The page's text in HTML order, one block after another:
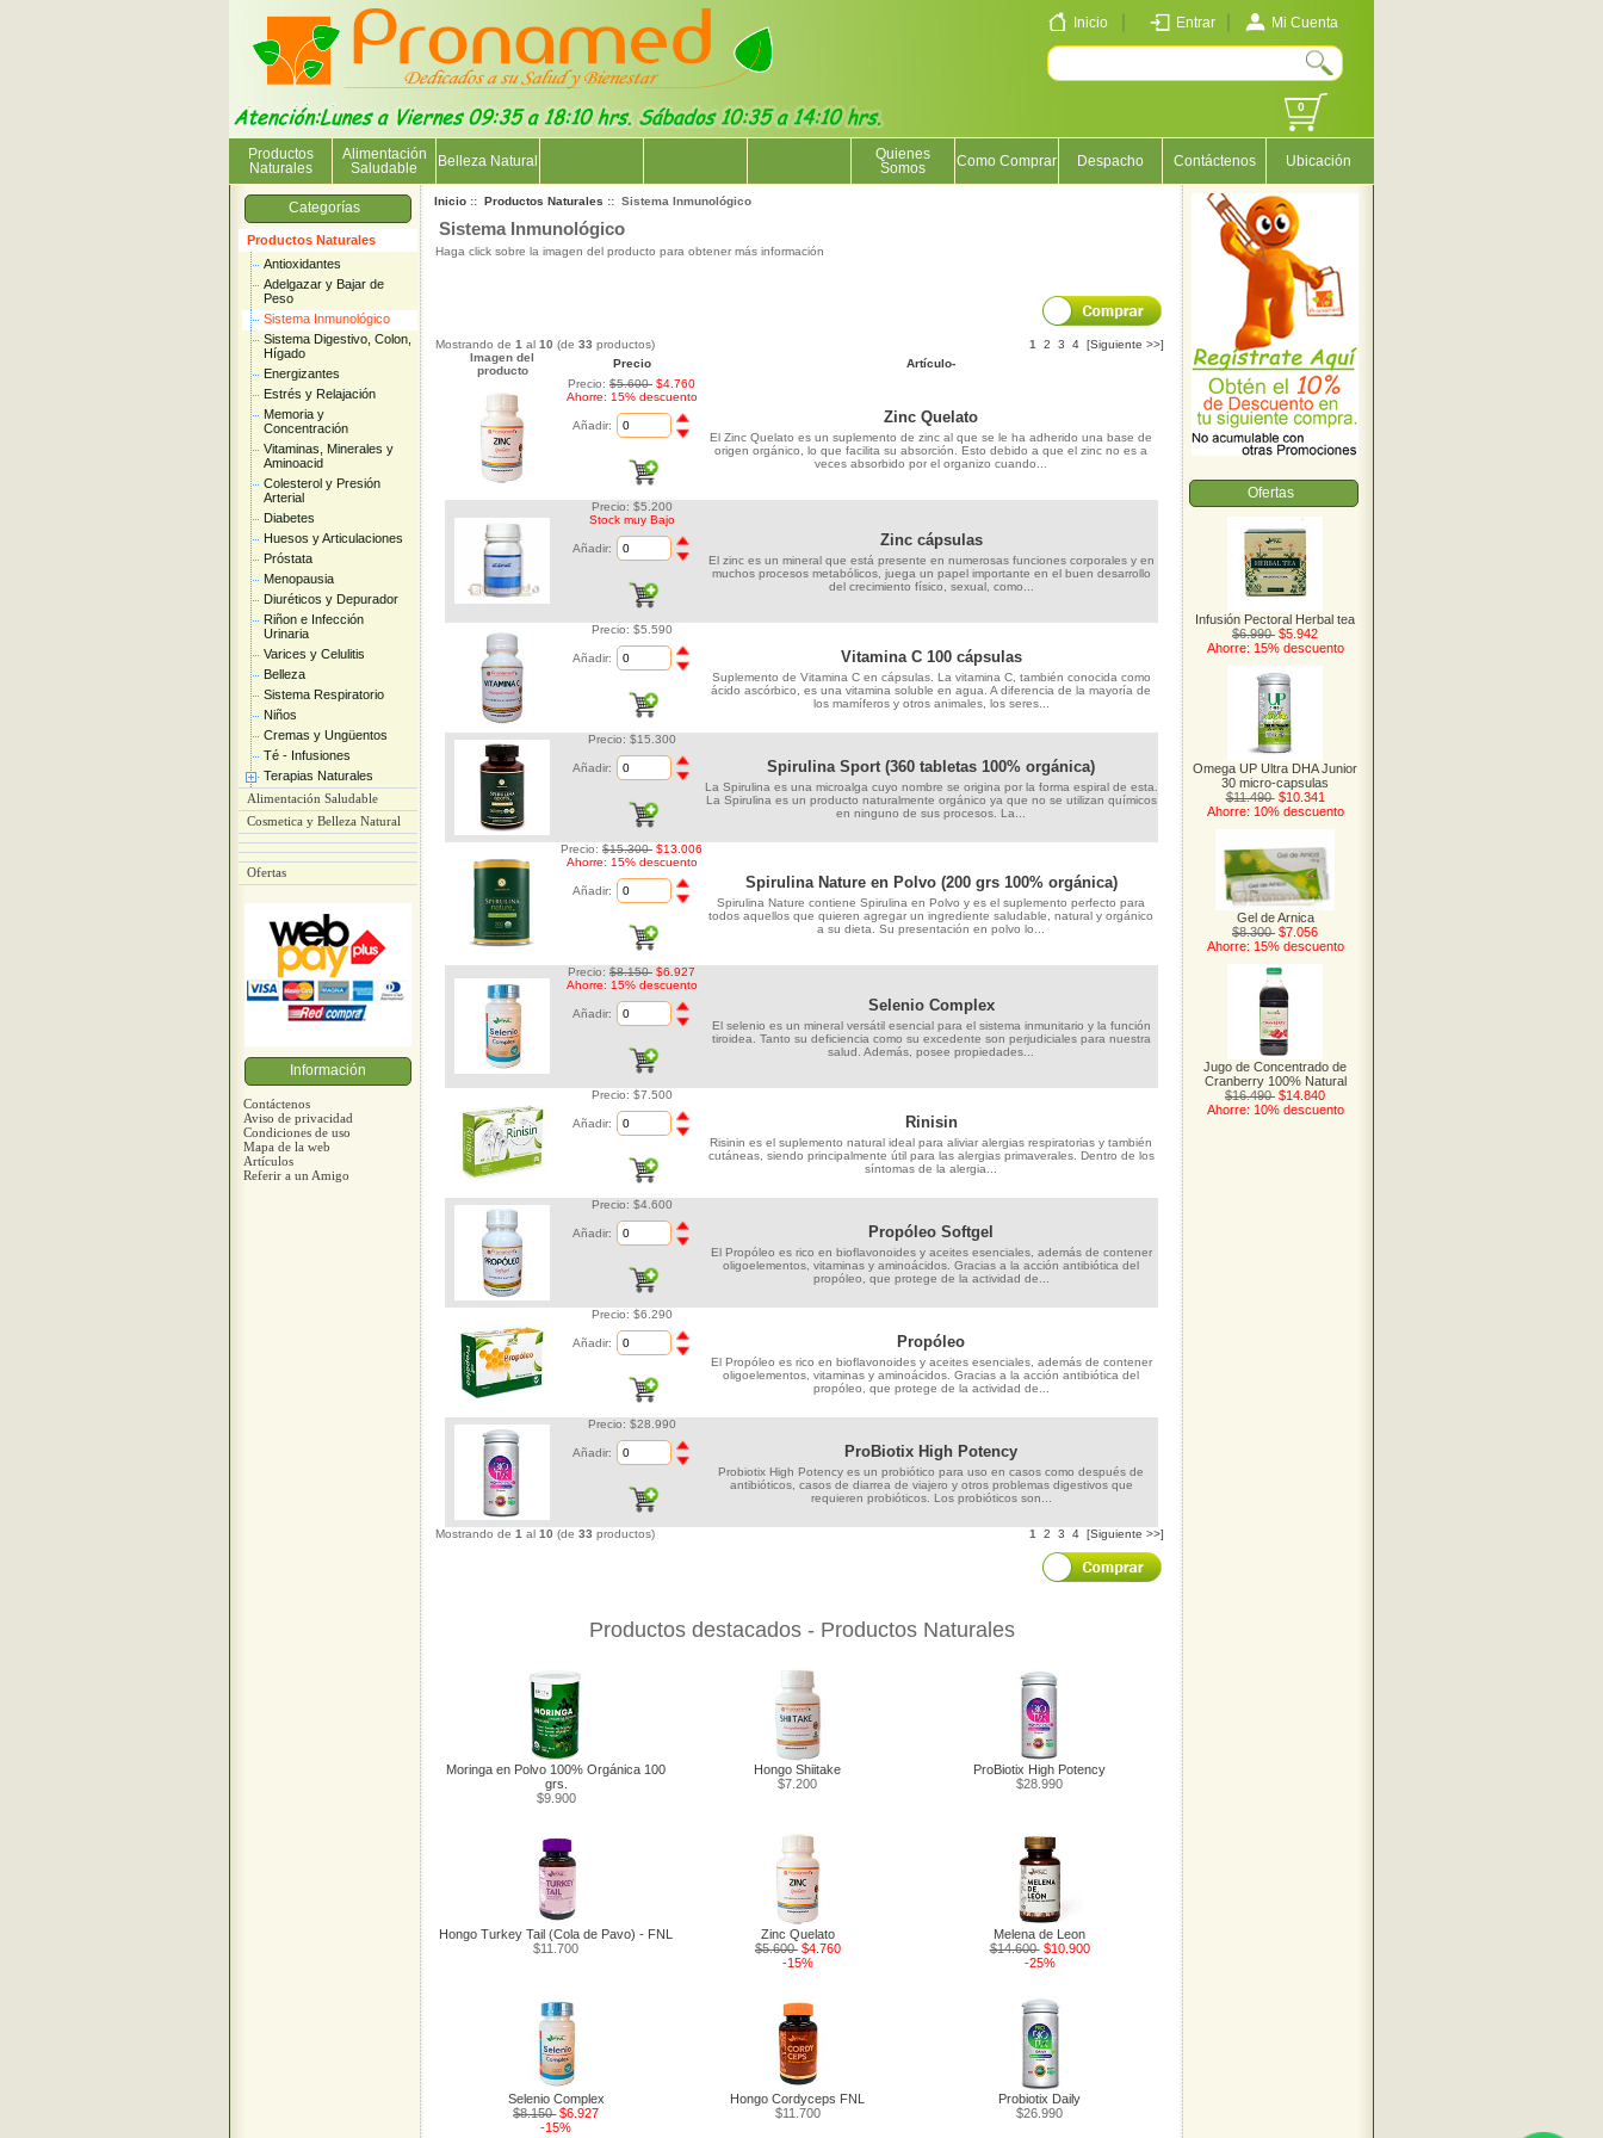
Inicio Entrar Mi Cuenta
0
Productos
Naturales
Alimentación
Saludable
Belleza Natural
Quienes
Somos
Como Comprar Despacho Contáctenos Ubicación
Categorías
Productos Naturales
Antioxidantes
Adelgazar y Bajar de
Peso
Sistema Inmunológico
Sistema Digestivo, Colon,
Hígado
Energizantes
Estrés y Relajación
Memoria y
Concentración
Vitaminas, Minerales y
Aminoacid
Colesterol y Presión
Arterial
Diabetes
Huesos y Articulaciones
Próstata
Menopausia
Diuréticos y Depurador
Riñon e Infección
Urinaria
Varices y Celulitis
Belleza
Sistema Respiratorio
Niños
Cremas y Ungüentos
Té - Infusiones
Terapias Naturales
Alimentación Saludable
Cosmetica y Belleza Natural
Ofertas
Información
Contáctenos
Aviso de privacidad
Condiciones de uso
Mapa de la web
Artículos
Referir a un Amigo
Inicio ::Productos Naturales :: Sistema Inmunológico
Sistema Inmunológico
Haga click sobre la imagen del producto para obtener más información
Mostrando de 1 al 10 (de 33 productos) 1 2 3 4 [Siguiente >>]
Imagen del
producto
Precio
Artículo-
Precio: $5.600 $4.760
Ahorre: 15% descuento
Añadir: Zinc Quelato
El Zinc Quelato es un suplemento de zinc al que se le ha adherido una base de
origen orgánico, lo que facilita su absorción. Esto debido a que el zinc no es a
veces absorbido por el organizo cuando...
Precio: $5.200
Stock muy Bajo
Añadir: Zinc cápsulas
El zinc es un mineral que está presente en numerosas funciones corporales y en
muchos procesos metabólicos, juega un papel importante en el buen desarrollo
del crecimiento físico, sexual, como...
Precio: $5.590
Añadir: Vitamina C 100 cápsulas
Suplemento de Vitamina C en cápsulas. La vitamina C, también conocida como
ácido ascórbico, es una vitamina soluble en agua. A diferencia de la mayoría de
los mamíferos y otros animales, los seres...
Precio: $15.300
Añadir: Spirulina Sport (360 tabletas 100% orgánica)
La Spirulina es una microalga cuyo nombre se origina por la forma espiral de esta.
La Spirulina es un producto naturalmente orgánico ya que no se utilizan químicos
en ninguno de sus procesos. La...
Precio: $15.300 $13.006
Ahorre: 15% descuento
Añadir: Spirulina Nature en Polvo (200 grs 100% orgánica)
Spirulina Nature contiene Spirulina en Polvo y es el suplemento perfecto para
todos aquellos que quieren agregar un ingrediente saludable, natural y orgánico
a su dieta. Su presentación en polvo lo...
Precio: $8.150 $6.927
Ahorre: 15% descuento
Añadir: Selenio Complex
El selenio es un mineral versátil esencial para el sistema inmunitario y la función
tiroidea. Tanto su deficiencia como su excedente son perjudiciales para nuestra
salud. Además, posee propiedades...
Precio: $7.500
Añadir: Rinisin
Risinin es el suplemento natural ideal para aliviar alergias respiratorias y también
cutáneas, siendo principalmente útil para las alergias primaverales. Dentro de los
síntomas de la alergia...
Precio: $4.600
Añadir: Propóleo Softgel
El Propóleo es rico en bioflavonoides y aceites esenciales, además de contener
oligoelementos, vitaminas y aminoácidos. Gracias a la acción antibiótica del
propóleo, que protege de la actividad de...
Precio: $6.290
Añadir: Propóleo
El Propóleo es rico en bioflavonoides y aceites esenciales, además de contener
oligoelementos, vitaminas y aminoácidos. Gracias a la acción antibiótica del
propóleo, que protege de la actividad de...
Precio: $28.990
Añadir: ProBiotix High Potency
Probiotix High Potency es un probiótico para uso en casos como después de
antibióticos, casos de diarrea de viajero y otros problemas digestivos que
requieren probióticos. Los probióticos son...
Mostrando de 1 al 10 (de 33 productos) 1 2 3 4 [Siguiente >>]
Productos destacados - Productos Naturales
Moringa en Polvo 100% Orgánica 100
grs.
$9.900
Hongo Shiitake
$7.200
ProBiotix High Potency
$28.990
Hongo Turkey Tail (Cola de Pavo) - FNL
$11.700
Zinc Quelato
$5.600 $4.760
-15%
Melena de Leon
$14.600 $10.900
-25%
Selenio Complex
$8.150 $6.927
-15%
Hongo Cordyceps FNL
$11.700
Probiotix Daily
$26.990
Ofertas
Infusión Pectoral Herbal tea
$6.990 $5.942
Ahorre: 15% descuento
Omega UP Ultra DHA Junior
30 micro-capsulas
$11.490 $10.341
Ahorre: 10% descuento
Gel de Arnica
$8.300 $7.056
Ahorre: 15% descuento
Jugo de Concentrado de
Cranberry 100% Natural
$16.490 $14.840
Ahorre: 10% descuento